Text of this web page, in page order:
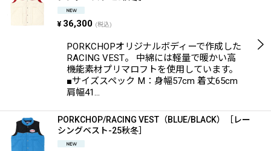
¥ 36,300 (税込)
PORKCHOPオリジナルボディーで作成した
RACING VEST。 中綿には軽量で暖かい高
機能素材プリマロフトを使用しています。
■サイズスペック M：身幅57cm 着丈65cm
肩幅41…
PORKCHOP/RACING VEST（BLUE/BLACK）［レー
シングベスト-25秋冬］